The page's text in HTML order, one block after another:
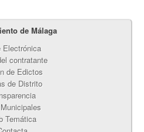
de Málaga
Electrónica
contratante
de Edictos
de Distrito
Temática